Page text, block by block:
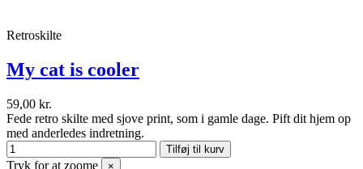
Retroskilte
My cat is cooler
59,00 kr.
Fede retro skilte med sjove print, som i gamle dage. Pift dit hjem op
med anderledes indretning.
Tilføj til kurv
Tryk for at zoome ×